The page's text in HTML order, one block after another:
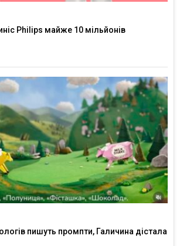
Philips майже 10 мільйонів
пишуть промпти, Галичина дістала